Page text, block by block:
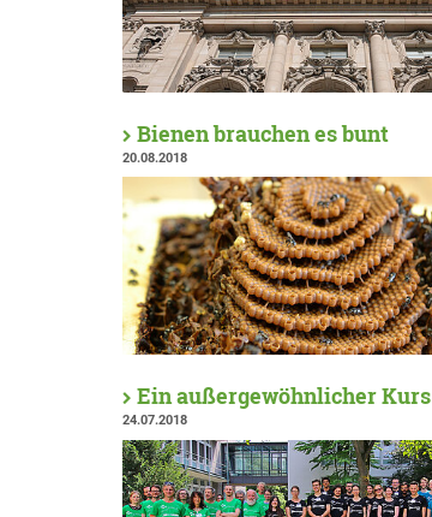
Bienen brauchen es bunt
20.08.2018
Ein außergewöhnlicher Kurs
24.07.2018